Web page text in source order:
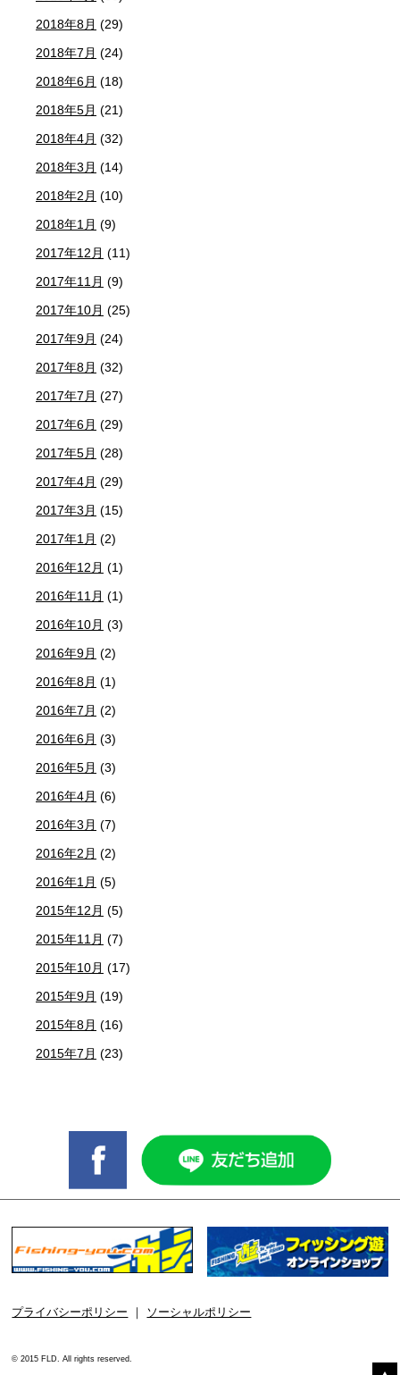
2018年8月 (29)
2018年7月 (24)
2018年6月 (18)
2018年5月 (21)
2018年4月 (32)
2018年3月 (14)
2018年2月 (10)
2018年1月 (9)
2017年12月 (11)
2017年11月 (9)
2017年10月 (25)
2017年9月 (24)
2017年8月 (32)
2017年7月 (27)
2017年6月 (29)
2017年5月 (28)
2017年4月 (29)
2017年3月 (15)
2017年1月 (2)
2016年12月 (1)
2016年11月 (1)
2016年10月 (3)
2016年9月 (2)
2016年8月 (1)
2016年7月 (2)
2016年6月 (3)
2016年5月 (3)
2016年4月 (6)
2016年3月 (7)
2016年2月 (2)
2016年1月 (5)
2015年12月 (5)
2015年11月 (7)
2015年10月 (17)
2015年9月 (19)
2015年8月 (16)
2015年7月 (23)
プライバシーポリシー ｜ ソーシャルポリシー
© 2015 FLD. All rights reserved.